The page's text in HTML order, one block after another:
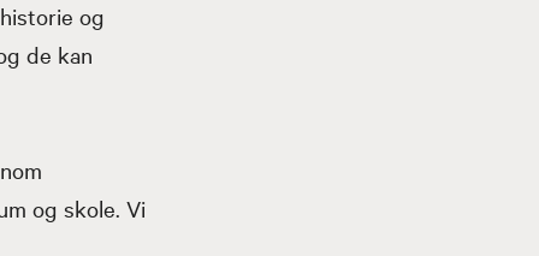
og
de kan
og skole. Vi